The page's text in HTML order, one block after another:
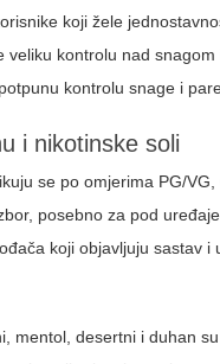
koji žele
veliku kontrolu nad
kontrolu snage i
i nikotinske soli
se po omjerima PG/
posebno za pod
koji objavljuju sastav i
mentol, desertni i duhan